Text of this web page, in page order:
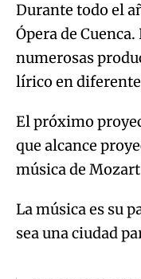
Durante todo el
Ópera de
numerosas
lírico en
El próximo
que alcance
música de
La música es su
sea una ciudad